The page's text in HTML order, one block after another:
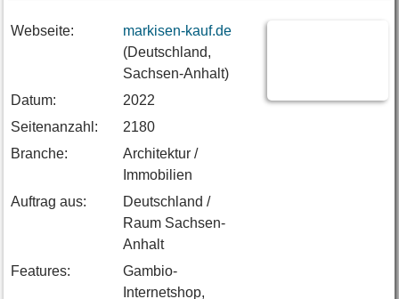
Webseite:
markisen-kauf.de
(Deutschland,
Sachsen-Anhalt)
Datum:
2022
Seitenanzahl:
2180
Branche:
Architektur /
Immobilien
Auftrag aus:
Deutschland /
Raum Sachsen-
Anhalt
Features:
Gambio-
Internetshop,